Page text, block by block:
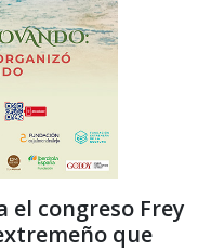
congreso Frey
que